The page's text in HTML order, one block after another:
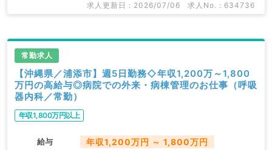
求人更新日 : 2026/07/06 求人No. : 634736
常勤求人
【沖縄県／浦添市】週5日勤務◇年収1,200万～1,800
万円の高給与◎病院での外来・病棟管理のお仕事（呼吸
器内科／常勤）
年収1,800万円以上
給与 年収1,200万円 ～ 1,800万円